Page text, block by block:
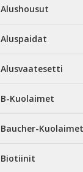
Alushousut
Aluspaidat
Alusvaatesetti
B-Kuolaimet
Baucher-Kuolaimet
Biotiinit